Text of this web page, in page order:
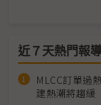
近７天熱門報
MLCC訂單過
建熱潮將趨緩